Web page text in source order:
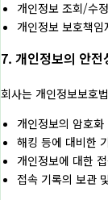
개인정보 조회/수
개인정보 보호책
7. 개인정보의 안전
회사는 개인정보보호
개인정보의 암호화
해킹 등에 대비한
개인정보에 대한
접속 기록의 보관